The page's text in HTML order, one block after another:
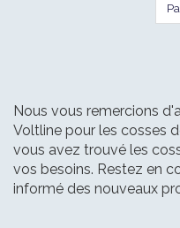
Nous vous remercions
Voltline pour les cosses
vous avez trouvé les
vos besoins. Restez en
informé des nouveaux